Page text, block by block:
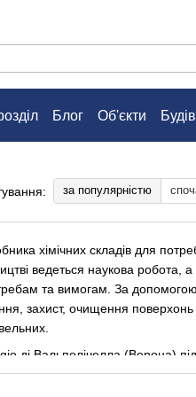
Блог Об'єкти
за популярністю
хімічних складів для
ведеться наукова робота,
та вимогам. За
захист, очищення
ді Вальполічелла (Верона)
на локальних та